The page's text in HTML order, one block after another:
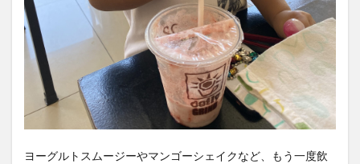
ヨーグルトスムージーやマンゴーシェイクなど、もう一度飲